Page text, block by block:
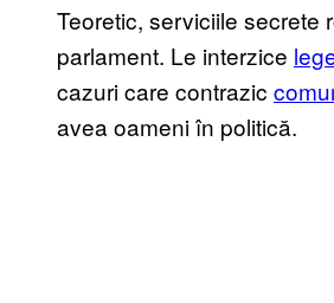
Teoretic, serviciile secrete
parlament. Le interzice
cazuri care contrazic
avea oameni în politică.